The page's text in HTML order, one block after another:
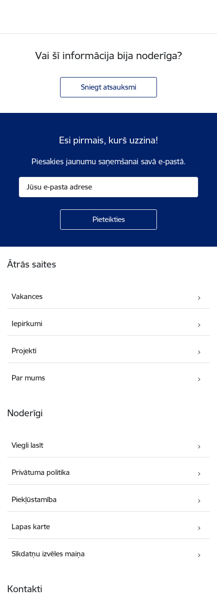
Vai šī informācija bija noderīga?
Sniegt atsauksmi
Esi pirmais, kurš uzzina!
Piesakies jaunumu saņemšanai savā e-pastā.
Ātrās saites
Vakances
Iepirkumi
Projekti
Par mums
Noderīgi
Viegli lasīt
Privātuma politika
Piekļūstamība
Lapas karte
Sīkdatņu izvēles maiņa
Kontakti